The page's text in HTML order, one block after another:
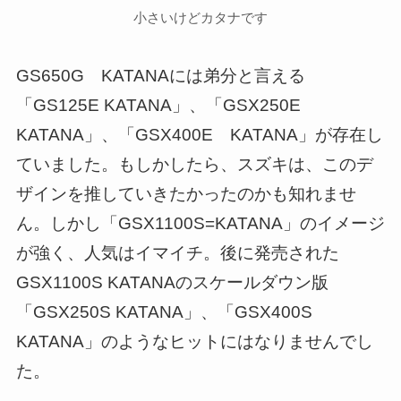
小さいけどカタナです
GS650G KATANAには弟分と言える
「GS125E KATANA」、「GSX250E
KATANA」、「GSX400E KATANA」が存在し
ていました。もしかしたら、スズキは、このデ
ザインを推していきたかったのかも知れませ
ん。しかし「GSX1100S=KATANA」のイメージ
が強く、人気はイマイチ。後に発売された
GSX1100S KATANAのスケールダウン版
「GSX250S KATANA」、「GSX400S
KATANA」のようなヒットにはなりませんでし
た。